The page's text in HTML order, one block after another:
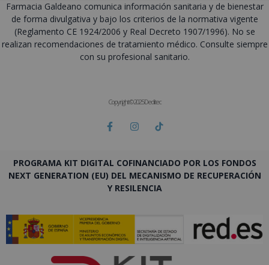
Farmacia Galdeano comunica información sanitaria y de bienestar
de forma divulgativa y bajo los criterios de la normativa vigente
(Reglamento CE 1924/2006 y Real Decreto 1907/1996). No se
realizan recomendaciones de tratamiento médico. Consulte siempre
con su profesional sanitario.
Copyright © 2025 Deditec
PROGRAMA KIT DIGITAL COFINANCIADO POR LOS FONDOS
NEXT GENERATION (EU) DEL MECANISMO DE RECUPERACIÓN
Y RESILENCIA